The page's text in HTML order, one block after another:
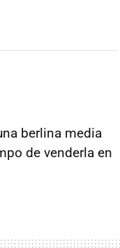
berlina media
de venderla en